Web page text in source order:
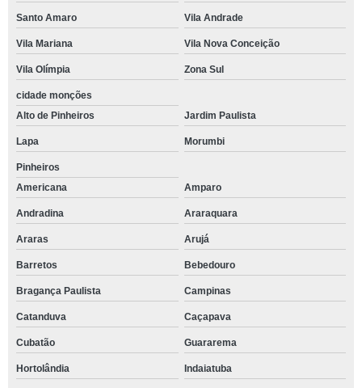
Santo Amaro Vila Andrade
Vila Mariana Vila Nova Conceição
Vila Olímpia Zona Sul
cidade monções
Alto de Pinheiros
Jardim Paulista
Lapa Morumbi
Pinheiros
Americana
Amparo
Andradina Araraquara
Araras Arujá
Barretos Bebedouro
Bragança Paulista Campinas
Catanduva Caçapava
Cubatão Guararema
Hortolândia Indaiatuba